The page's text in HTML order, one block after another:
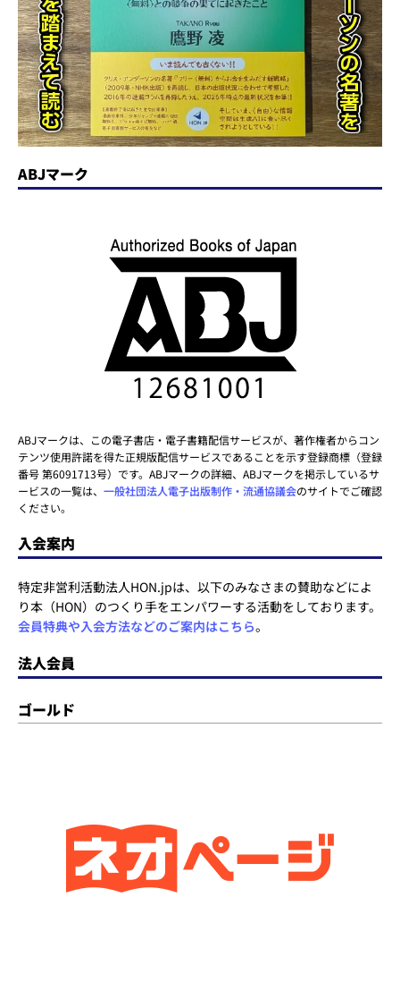
ABJマーク
ABJマークは、この電子書店・電子書籍配信サービスが、著作権者からコン
テンツ使用許諾を得た正規版配信サービスであることを示す登録商標（登録
番号 第6091713号）です。ABJマークの詳細、ABJマークを掲示しているサ
ービスの一覧は、 一般社団法人電子出版制作・流通協議会のサイトでご確認
ください。
入会案内
特定非営利活動法人HON.jpは、以下のみなさまの賛助などによ
り本（HON）のつくり手をエンパワーする活動をしております。
会員特典や入会方法などのご案内はこちら。
法人会員
ゴールド